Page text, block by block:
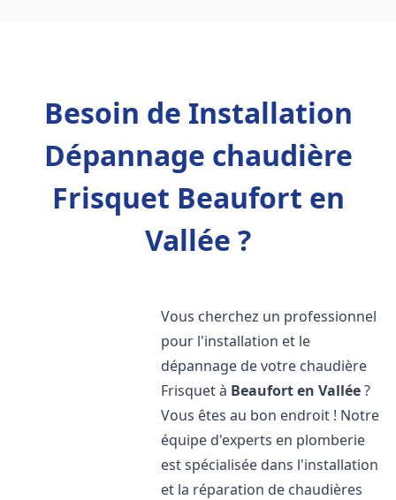
Besoin de Installation
Dépannage chaudière
Frisquet Beaufort en
Vallée ?
Vous cherchez un professionnel
pour l'installation et le
dépannage de votre chaudière
Frisquet à Beaufort en Vallée?
Vous êtes au bon endroit ! Notre
équipe d'experts en plomberie
est spécialisée dans l'installation
et la réparation de chaudières